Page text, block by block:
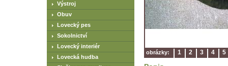
obrázky: 1 2 3 4 5
Výstroj
Obuv
Lovecký pes
Sokolnictví
Lovecký interiér
Lovecká hudba